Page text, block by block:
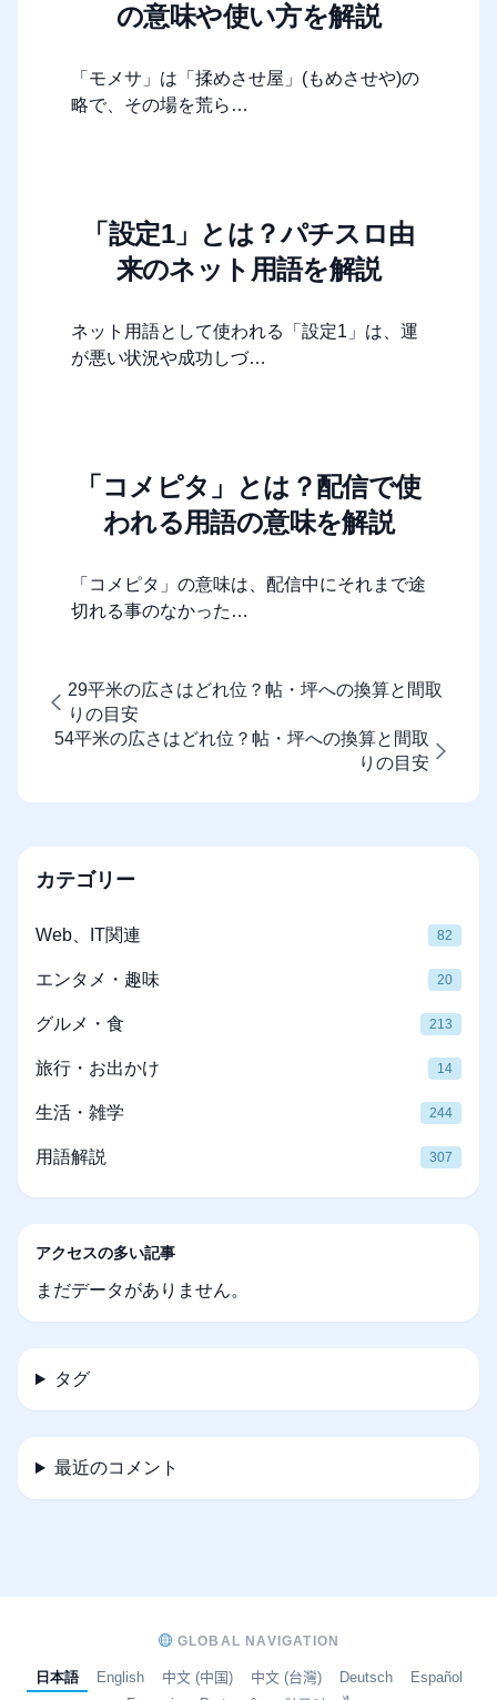
の意味や使い方を解説
「モメサ」は「揉めさせ屋」(もめさせや)の
略で、その場を荒ら…
「設定1」とは？パチスロ由
来のネット用語を解説
ネット用語として使われる「設定1」は、運
が悪い状況や成功しづ…
「コメピタ」とは？配信で使
われる用語の意味を解説
「コメピタ」の意味は、配信中にそれまで途
切れる事のなかった…
29平米の広さはどれ位？帖・坪への換算と間取
りの目安
54平米の広さはどれ位？帖・坪への換算と間取
りの目安
カテゴリー
Web、IT関連 82
エンタメ・趣味 20
グルメ・食 213
旅行・お出かけ 14
生活・雑学 244
用語解説 307
アクセスの多い記事
まだデータがありません。
タグ
最近のコメント
GLOBAL NAVIGATION
日本語 English 中文 (中国) 中文 (台灣) Deutsch
Español